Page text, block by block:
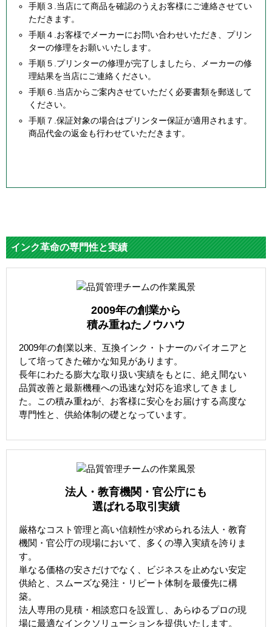
手順３.当店にて商品を確認のうえお客様にご連絡させてい
ただきます。
手順４.お客様でメーカーにお問い合わせいただき、プリン
ターの修理をお願いいたします。
手順５.プリンターの修理が完了しましたら、メーカーの修
理結果を当店にご連絡ください。
手順６.当店からご案内させていただく必要書類を郵送して
ください。
手順７.保証対象の場合はプリンター保証が適用されます。
商品代金の返金も行わせていただきます。
インク革命の専門性と実績
2009年の創業から
積み重ねたノウハウ
2009年の創業以来、互換インク・トナーのパイオニアと
して培ってきた確かな知見があります。
長年にわたる膨大な取り扱い実績をもとに、絶え間ない
品質改善と最新機種への迅速な対応を追求してきまし
た。この積み重ねが、お客様に安心をお届けする高度な
専門性と、供給体制の礎となっています。
法人・教育機関・官公庁にも
選ばれる取引実績
厳格なコスト管理と高い信頼性が求められる法人・教育
機関・官公庁の現場において、多くの導入実績を誇りま
す。
単なる価格の安さだけでなく、ビジネスを止めない安定
供給と、スムーズな発注・リピート体制を最優先に構
築。
法人専用の見積・相談窓口を設置し、あらゆるプロの現
場に最適なインクソリューションを提供いたします。